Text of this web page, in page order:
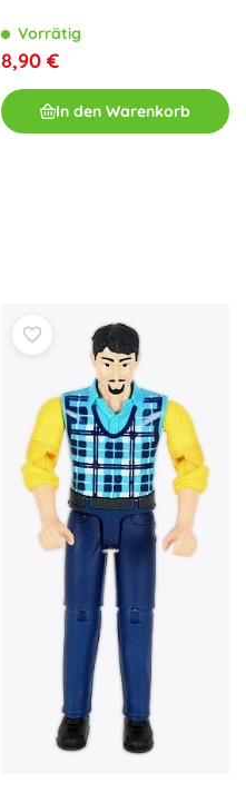
Vorrätig
8,90 €
In den Warenkorb